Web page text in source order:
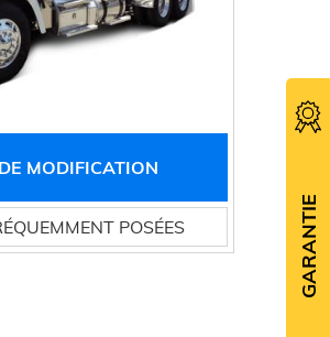
MODIFICATION
POSÉES GARANTIE